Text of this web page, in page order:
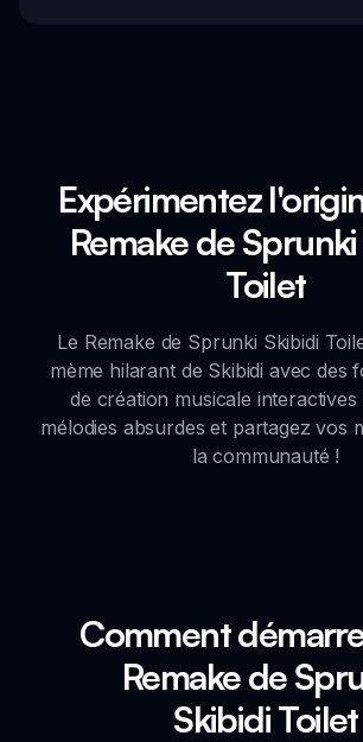
Expérimentez
Remake de
Toilet
Le Remake de Sprunki Skibidi
mème hilarant de Skibidi avec des
de création musicale interactives
mélodies absurdes et partagez vos
la communauté !
Comment
Remake de
Skibidi Toilet